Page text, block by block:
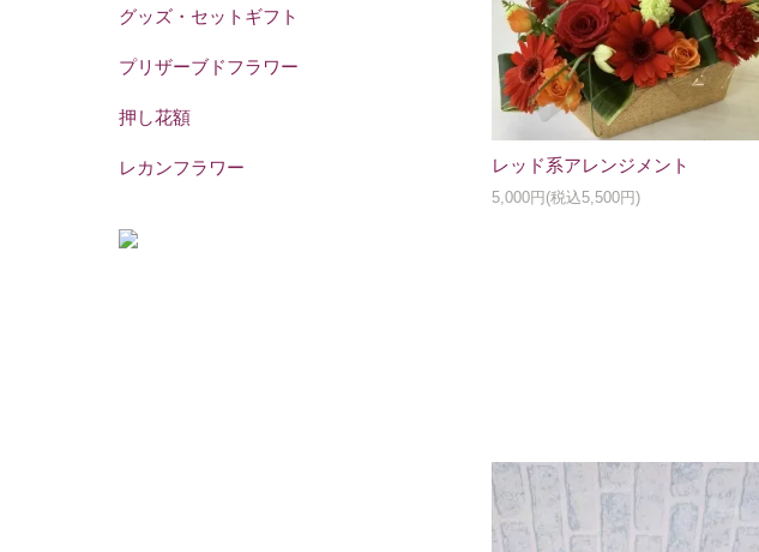
レッド系アレンジメント
5,000円(税込5,500円)
グッズ・セットギフト
プリザーブドフラワー
押し花額
レカンフラワー